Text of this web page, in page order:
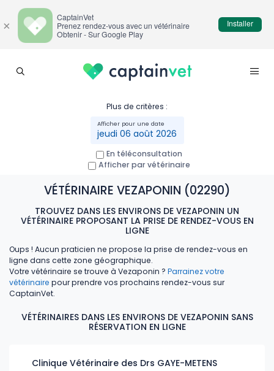
Plus de critères :
jeudi 06 août 2026
En téléconsultation
Afficher par vétérinaire
VÉTÉRINAIRE VEZAPONIN (02290)
TROUVEZ DANS LES ENVIRONS DE VEZAPONIN UN
VÉTÉRINAIRE PROPOSANT LA PRISE DE RENDEZ-VOUS EN
LIGNE
Oups ! Aucun praticien ne propose la prise de rendez-vous en
ligne dans cette zone géographique.
Votre vétérinaire se trouve à Vezaponin ? Parrainez votre
vétérinaire pour prendre vos prochains rendez-vous sur
CaptainVet.
VÉTÉRINAIRES DANS LES ENVIRONS DE VEZAPONIN SANS
RÉSERVATION EN LIGNE
Clinique Vétérinaire des Drs GAYE-METENS
×
CaptainVet
Prenez rendez-vous avec un vétérinaire
Obtenir - Sur Google Play
Installer